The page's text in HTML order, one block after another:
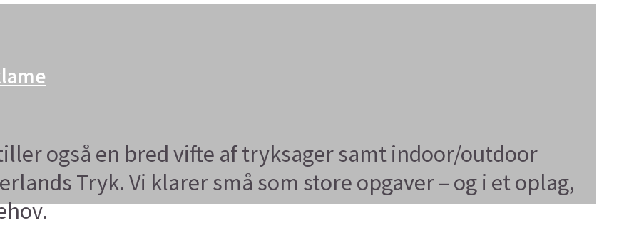
også en bred vifte af tryksager samt indoor/outdoor
Tryk. Vi klarer små som store opgaver – og i et oplag,